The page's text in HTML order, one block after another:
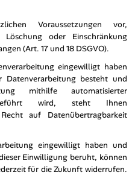
Voraussetzungen vor,
oder Einschränkung
(Art. 17 und 18 DSGVO).
eingewilligt haben
besteht und
mithilfe automatisierter
wird, steht Ihnen
auf Datenübertragbarkeit
eingewilligt haben und
Einwilligung beruht, können
für die Zukunft widerrufen.